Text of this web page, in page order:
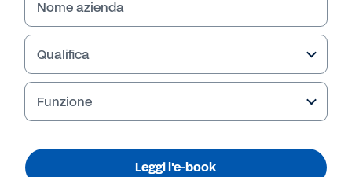
Nome azienda
Qualifica
Funzione
Leggi l'e-book